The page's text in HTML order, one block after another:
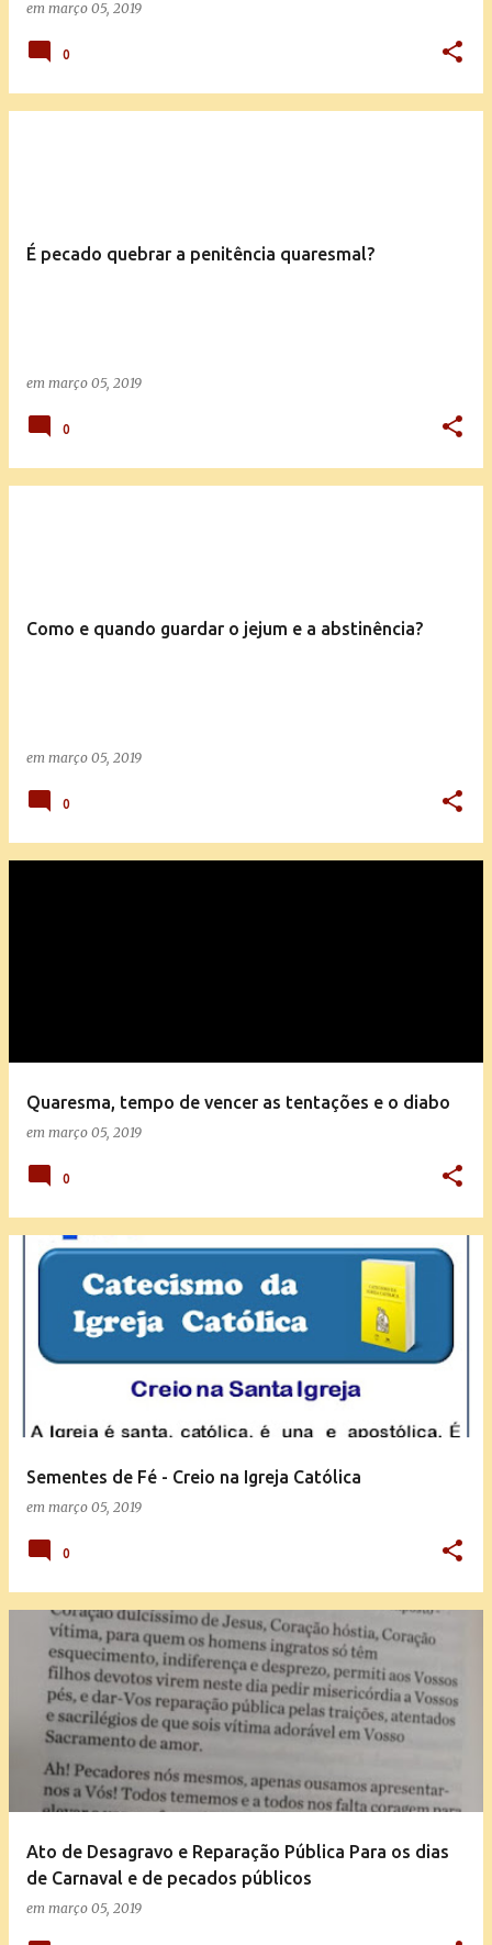
em março 05, 2019
0
É pecado quebrar a penitência quaresmal?
em março 05, 2019
0
Como e quando guardar o jejum e a abstinência?
em março 05, 2019
0
Quaresma, tempo de vencer as tentações e o diabo
em março 05, 2019
0
Sementes de Fé - Creio na Igreja Católica
em março 05, 2019
0
Ato de Desagravo e Reparação Pública Para os dias
de Carnaval e de pecados públicos
em março 05, 2019